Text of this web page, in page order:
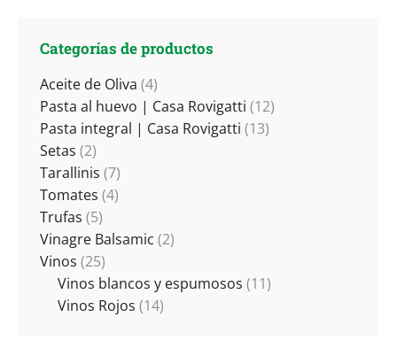
Categorías de productos
Aceite de Oliva (4)
Pasta al huevo | Casa Rovigatti (12)
Pasta integral | Casa Rovigatti (13)
Setas (2)
Tarallinis (7)
Tomates (4)
Trufas (5)
Vinagre Balsamic (2)
Vinos (25)
Vinos blancos y espumosos (11)
Vinos Rojos (14)